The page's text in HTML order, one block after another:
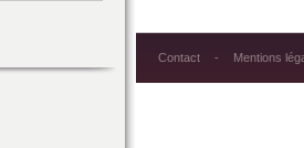
Contact Mentions